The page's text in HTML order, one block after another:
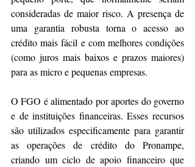
consideradas de maior risco. A presença de
uma garantia robusta torna o acesso ao
crédito mais fácil e com melhores condições
(como juros mais baixos e prazos maiores)
para as micro e pequenas empresas.
O FGO é alimentado por aportes do governo
e de instituições financeiras. Esses recursos
são utilizados especificamente para garantir
as operações de crédito do Pronampe,
criando um ciclo de apoio financeiro que